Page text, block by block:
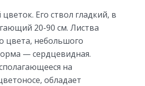
Его ствол гладкий, в
20-90 см. Листва
цвета, небольшого
— сердцевидная.
на
обладает